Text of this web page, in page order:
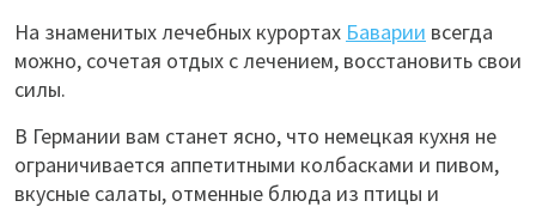
На знаменитых лечебных курортах Баварии всегда
можно, сочетая отдых с лечением, восстановить свои
силы.
В Германии вам станет ясно, что немецкая кухня не
ограничивается аппетитными колбасками и пивом,
вкусные салаты, отменные блюда из птицы и